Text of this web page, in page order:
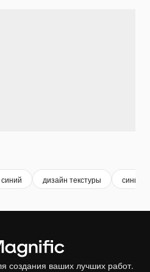
синий дизайн текстуры синий
создания ваших лучших работ.